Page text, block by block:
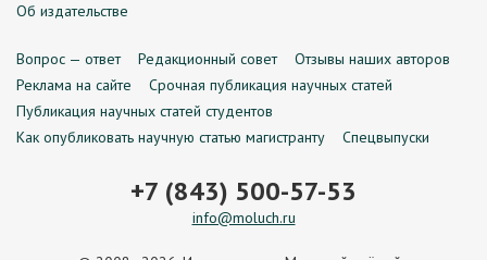
Об издательстве
Вопрос — ответ Редакционный совет
Отзывы наших авторов
Реклама на сайте
Срочная публикация научных статей
Публикация научных статей студентов
Как опубликовать научную статью магистранту
Спецвыпуски
+7 (843) 500-57-53
info@moluch.ru